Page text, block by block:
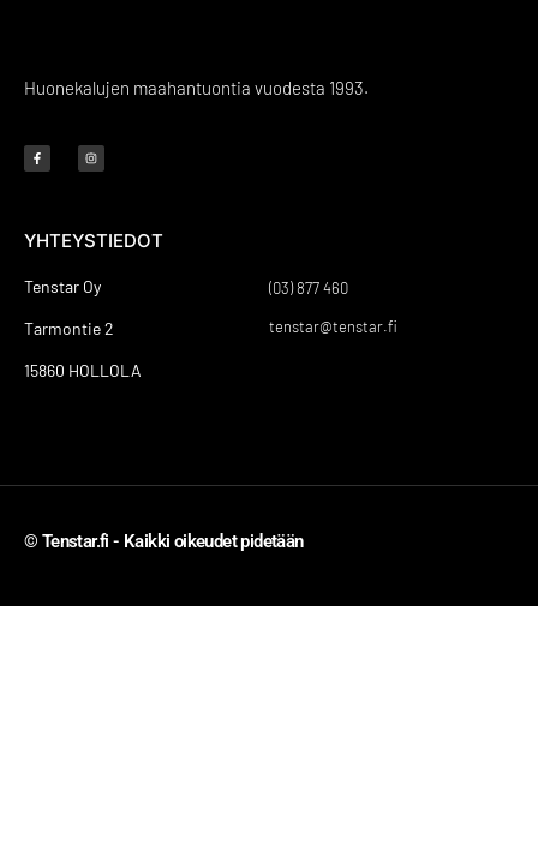
Huonekalujen maahantuontia vuodesta 1993.
YHTEYSTIEDOT
Tenstar Oy
Tarmontie 2
15860 HOLLOLA
(03) 877 460
tenstar@tenstar.fi
© Tenstar.fi - Kaikki oikeudet pidetään